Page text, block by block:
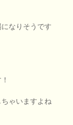
なりそうです
ゃいますよね